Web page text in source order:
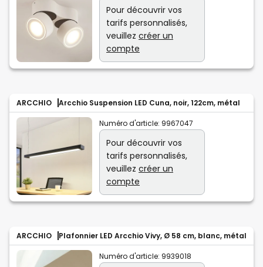
Pour découvrir vos
tarifs personnalisés,
veuillez créer un
compte
ARCCHIO Arcchio Suspension LED Cuna, noir, 122cm, métal
Numéro d'article: 9967047
Pour découvrir vos
tarifs personnalisés,
veuillez créer un
compte
ARCCHIO Plafonnier LED Arcchio Vivy, Ø 58 cm, blanc, métal
Numéro d'article: 9939018